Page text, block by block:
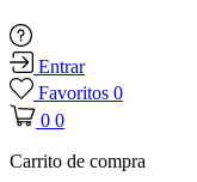
Entrar
Favoritos 0
0 0
Carrito de compra